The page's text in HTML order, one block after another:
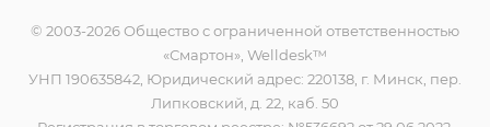
© 2003-2026 Общество с ограниченной ответственностью
«Смартон», Welldesk™
УНП 190635842, Юридический адрес: 220138, г. Минск, пер.
Липковский, д. 22, каб. 50